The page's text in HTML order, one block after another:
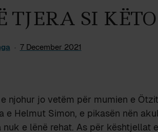
TJERA SI KËTO
7 December 2021
njohur jo vetëm për mumien e
e Helmut Simon, e pikasën nën
e lënë rehat. As për kështjellat